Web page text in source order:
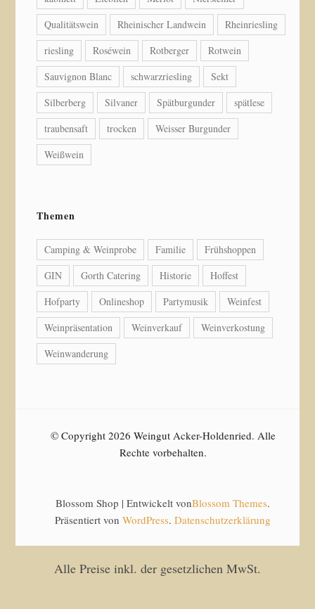
Qualitätswein
Rheinischer Landwein
Rheinriesling
riesling
Roséwein Rotberger
Rotwein
Sauvignon Blanc
schwarzriesling
Sekt
Silberberg
Silvaner Spätburgunder
spätlese
traubensaft
trocken
Weisser Burgunder
Weißwein
Themen
Camping & Weinprobe Familie
Frühshoppen
GIN
Gorth Catering Historie
Hoffest
Hofparty
Onlineshop Partymusik
Weinfest
Weinpräsentation
Weinverkauf
Weinverkostung
Weinwanderung
© Copyright 2026 Weingut Acker-Holdenried. Alle
Rechte vorbehalten.
Blossom Shop | Entwickelt vonBlossom Themes.
Präsentiert von WordPress. Datenschutzerklärung
Alle Preise inkl. der gesetzlichen MwSt.